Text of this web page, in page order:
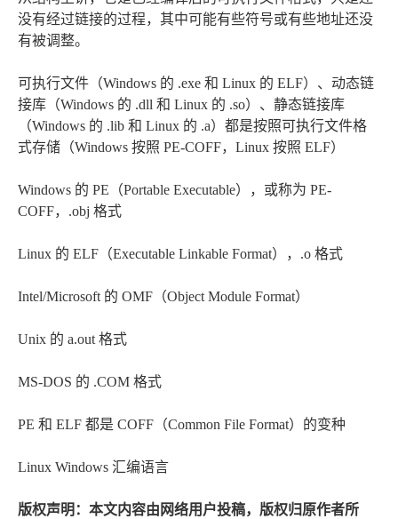
没有经过链接的过程，其中可能有些符号或有些地址还没
有被调整。
可执行文件（Windows 的 .exe 和 Linux 的 ELF）、动态链
接库（Windows 的 .dll 和 Linux 的 .so）、静态链接库
（Windows 的 .lib 和 Linux 的 .a）都是按照可执行文件格
式存储（Windows 按照 PE-COFF，Linux 按照 ELF）
Windows 的 PE（Portable Executable），或称为 PE-
COFF，.obj 格式
Linux 的 ELF（Executable Linkable Format），.o 格式
Intel/Microsoft 的 OMF（Object Module Format）
Unix 的 a.out 格式
MS-DOS 的 .COM 格式
PE 和 ELF 都是 COFF（Common File Format）的变种
Linux Windows 汇编语言
版权声明：本文内容由网络用户投稿，版权归原作者所